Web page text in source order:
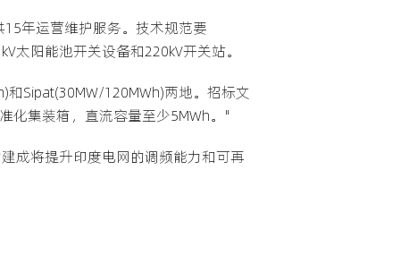
年运营维护服务。技术规范要
阳能池开关设备和220kV开关站。
和Sipat(30MW/120MWh)两地。招标文
化集装箱，直流容量至少5MWh。"
成将提升印度电网的调频能力和可再